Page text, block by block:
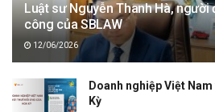
Luật sư Nguyễn Thanh Hà,
công của SBLAW
12/06/2026
Doanh nghiệp Việt
Kỳ